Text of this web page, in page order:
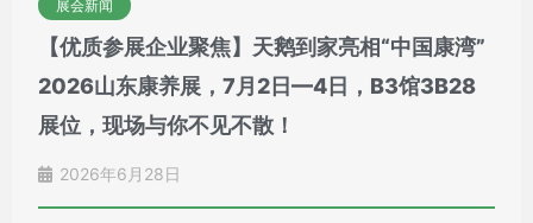
展会新闻
【优质参展企业聚焦】天鹅到家亮相“中国康湾”
2026山东康养展，7月2日—4日，B3馆3B28
展位，现场与你不见不散！
2026年6月28日